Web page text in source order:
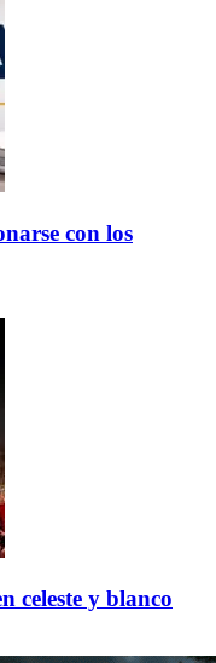
con los
celeste y blanco